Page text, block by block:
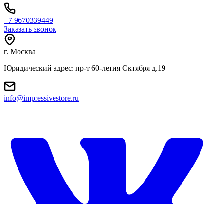
+7 9670339449
Заказать звонок
г. Москва
Юридический адрес: пр-т 60-летия Октября д.19
info@impressivestore.ru